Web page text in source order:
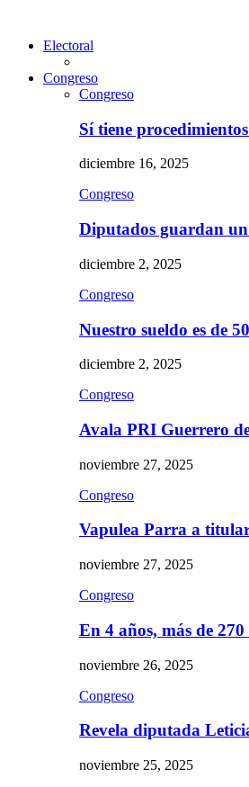
Electoral
Congreso
Congreso
Sí tiene
diciembre 16, 2025
Congreso
Diputados guardan
diciembre 2, 2025
Congreso
Nuestro sueldo es de
diciembre 2, 2025
Congreso
Avala PRI Guerrero
noviembre 27, 2025
Congreso
Vapulea Parra a
noviembre 27, 2025
Congreso
En 4 años, más de
noviembre 26, 2025
Congreso
Revela diputada
noviembre 25, 2025